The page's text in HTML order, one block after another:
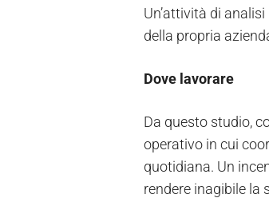
Un’attività di
della propria
Dove lavorare
Da questo studio,
operativo in cui
quotidiana. Un
rendere inagibile la